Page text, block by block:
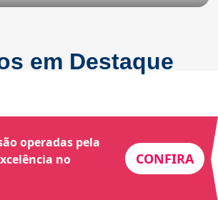
em Destaque
operadas pela
no
CONFIRA